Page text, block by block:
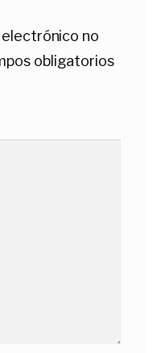
no
obligatorios